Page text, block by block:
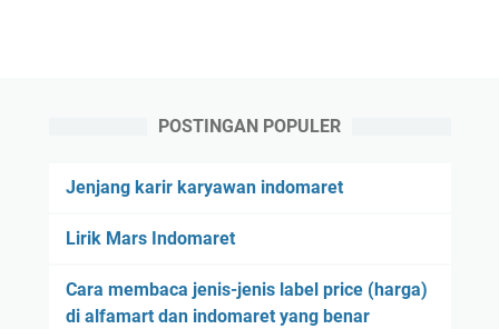
POSTINGAN POPULER
Jenjang karir karyawan indomaret
Lirik Mars Indomaret
Cara membaca jenis-jenis label price (harga)
di alfamart dan indomaret yang benar